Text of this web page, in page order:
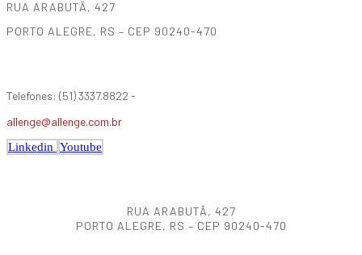
RUA ARABUTÃ, 427
PORTO ALEGRE, RS – CEP 90240-470
Telefones: (51) 3337.8822 -
allenge@allenge.com.br
Linkedin Youtube
RUA ARABUTÃ, 427
PORTO ALEGRE, RS – CEP 90240-470